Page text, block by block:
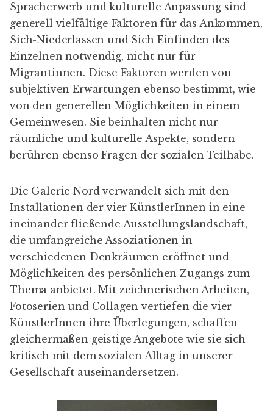
Spracherwerb und kulturelle Anpassung sind
generell vielfältige Faktoren für das Ankommen,
Sich-Niederlassen und Sich Einfinden des
Einzelnen notwendig, nicht nur für
Migrantinnen. Diese Faktoren werden von
subjektiven Erwartungen ebenso bestimmt, wie
von den generellen Möglichkeiten in einem
Gemeinwesen. Sie beinhalten nicht nur
räumliche und kulturelle Aspekte, sondern
berühren ebenso Fragen der sozialen Teilhabe.
Die Galerie Nord verwandelt sich mit den
Installationen der vier KünstlerInnen in eine
ineinander fließende Ausstellungslandschaft,
die umfangreiche Assoziationen in
verschiedenen Denkräumen eröffnet und
Möglichkeiten des persönlichen Zugangs zum
Thema anbietet. Mit zeichnerischen Arbeiten,
Fotoserien und Collagen vertiefen die vier
KünstlerInnen ihre Überlegungen, schaffen
gleichermaßen geistige Angebote wie sie sich
kritisch mit dem sozialen Alltag in unserer
Gesellschaft auseinandersetzen.